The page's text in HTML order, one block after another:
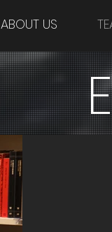
ABOUT US